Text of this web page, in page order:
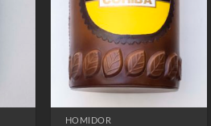
HOMIDOR